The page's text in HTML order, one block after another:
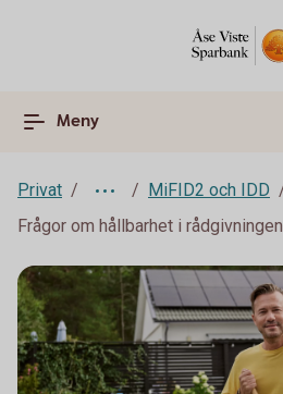
Meny
Privat
MiFID2 och IDD
Frågor om hållbarhet i rådgivningen